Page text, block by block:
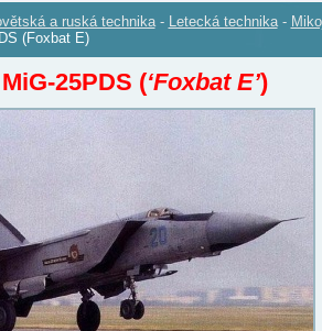
a ruská technika - Letecká technika -
(Foxbat E)
25PDS (‘Foxbat E’)